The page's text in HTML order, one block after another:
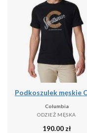
Columbia
ODZIEŻ MĘSKA
190.00 zł